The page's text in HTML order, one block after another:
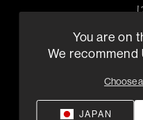
You are on
We recommend
Choose
JAPAN